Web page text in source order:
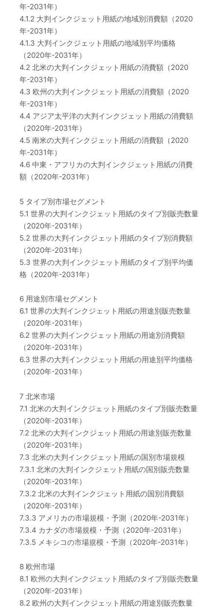
年-2031年）
4.1.2 大判インクジェット用紙の地域別消費額（2020
年-2031年）
4.1.3 大判インクジェット用紙の地域別平均価格
（2020年-2031年）
4.2 北米の大判インクジェット用紙の消費額（2020
年-2031年）
4.3 欧州の大判インクジェット用紙の消費額（2020
年-2031年）
4.4 アジア太平洋の大判インクジェット用紙の消費額
（2020年-2031年）
4.5 南米の大判インクジェット用紙の消費額（2020
年-2031年）
4.6 中東・アフリカの大判インクジェット用紙の消費
額（2020年-2031年）
5 タイプ別市場セグメント
5.1 世界の大判インクジェット用紙のタイプ別販売数量
（2020年-2031年）
5.2 世界の大判インクジェット用紙のタイプ別消費額
（2020年-2031年）
5.3 世界の大判インクジェット用紙のタイプ別平均価
格（2020年-2031年）
6 用途別市場セグメント
6.1 世界の大判インクジェット用紙の用途別販売数量
（2020年-2031年）
6.2 世界の大判インクジェット用紙の用途別消費額
（2020年-2031年）
6.3 世界の大判インクジェット用紙の用途別平均価格
（2020年-2031年）
7 北米市場
7.1 北米の大判インクジェット用紙のタイプ別販売数量
（2020年-2031年）
7.2 北米の大判インクジェット用紙の用途別販売数量
（2020年-2031年）
7.3 北米の大判インクジェット用紙の国別市場規模
7.3.1 北米の大判インクジェット用紙の国別販売数量
（2020年-2031年）
7.3.2 北米の大判インクジェット用紙の国別消費額
（2020年-2031年）
7.3.3 アメリカの市場規模・予測（2020年-2031年）
7.3.4 カナダの市場規模・予測（2020年-2031年）
7.3.5 メキシコの市場規模・予測（2020年-2031年）
8 欧州市場
8.1 欧州の大判インクジェット用紙のタイプ別販売数量
（2020年-2031年）
8.2 欧州の大判インクジェット用紙の用途別販売数量